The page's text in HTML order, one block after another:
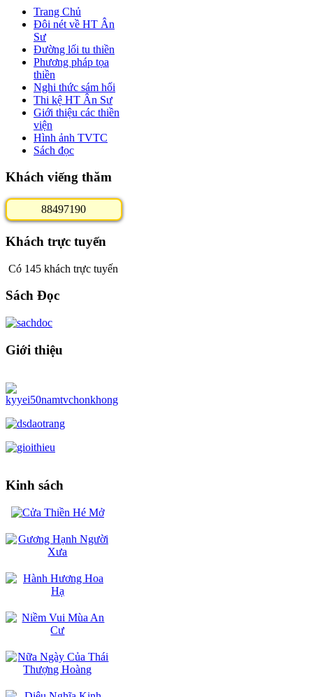
Trang Chủ
Đôi nét về HT Ân
Sư
Đường lối tu thiền
Phương pháp tọa
thiền
Nghi thức sám hối
Thi kệ HT Ân Sư
Giới thiệu các thiền
viện
Hình ảnh TVTC
Sách đọc
Khách viếng thăm
88497190
Khách trực tuyến
Có 145 khách trực tuyến
Sách Đọc
Giới thiệu
Kinh sách